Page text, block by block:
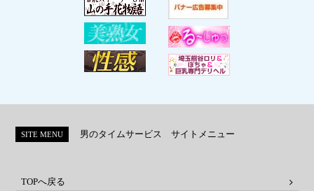
SITE MENU 男のタイムサービス サイトメニュー
TOPへ戻る